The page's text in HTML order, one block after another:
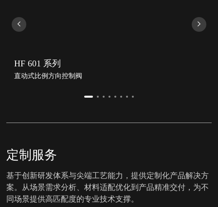
HF 601 系列
直动式比例方向控制阀
定制服务
基于创新研发体系与尖端工艺能力，提供定制化产品解决方
案。从场景需求分析、材料适配优化到产品精准交付，为不
同场景提供高匹配度的专业技术支撑。